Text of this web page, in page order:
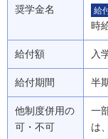
奨学金名 給
時
給付額 入
給付期間 半
他制度併用の
可・不可
一
は